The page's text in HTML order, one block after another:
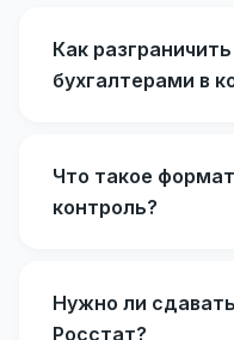
Как
бухгалтерами в
Что такое
контроль?
Нужно ли
Росстат?